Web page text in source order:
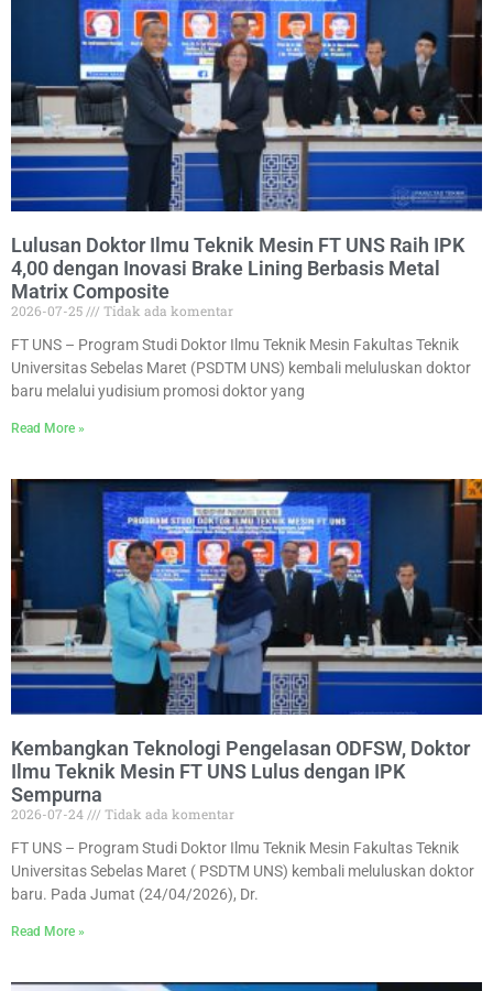
Lulusan Doktor Ilmu Teknik Mesin FT UNS Raih IPK
4,00 dengan Inovasi Brake Lining Berbasis Metal
Matrix Composite
2026-07-25
Tidak ada komentar
FT UNS – Program Studi Doktor Ilmu Teknik Mesin Fakultas Teknik
Universitas Sebelas Maret (PSDTM UNS) kembali meluluskan doktor
baru melalui yudisium promosi doktor yang
Read More »
Kembangkan Teknologi Pengelasan ODFSW, Doktor
Ilmu Teknik Mesin FT UNS Lulus dengan IPK
Sempurna
2026-07-24
Tidak ada komentar
FT UNS – Program Studi Doktor Ilmu Teknik Mesin Fakultas Teknik
Universitas Sebelas Maret ( PSDTM UNS) kembali meluluskan doktor
baru. Pada Jumat (24/04/2026), Dr.
Read More »